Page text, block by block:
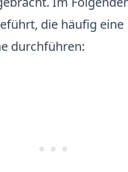
die häufig eine
durchführen: